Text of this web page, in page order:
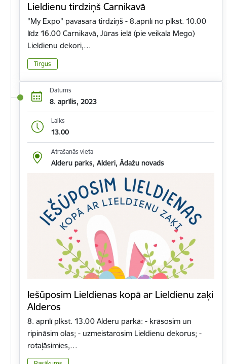
Lieldienu tirdziņš Carnikavā
"My Expo" pavasara tirdziņš - 8.aprīlī no plkst. 10.00
līdz 16.00 Carnikavā, Jūras ielā (pie veikala Mego)
Lieldienu dekori,…
Tirgus
Datums
8. aprīlis, 2023
Laiks
13.00
Atrašanās vieta
Alderu parks, Alderi, Ādažu novads
Iešūposim Lieldienas kopā ar Lieldienu zaķi
Alderos
8. aprīlī plkst. 13.00 Alderu parkā: - krāsosim un
ripināsim olas; - uzmeistarosim Lieldienu dekorus; -
rotaļāsimies,…